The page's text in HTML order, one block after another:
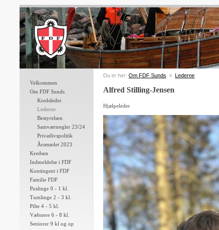
Velkommen
Om FDF Sunds
Kredsleder
Lederne
Bestyrelsen
Samværsregler 23/24
Privatlivspolitik
Årsmødet 2023
Kredsen
Indmeldelse i FDF
Kontingent i FDF
Familie FDF
Puslinge 0 - 1 kl.
Tumlinge 2 - 3 kl.
Pilte 4 - 5 kl.
Væbnere 6 - 8 kl.
Seniorer 9 kl og op
Du er her: Om FDF Sunds » Lederne
Alfred Stilling-Jensen
Hjælpeleder